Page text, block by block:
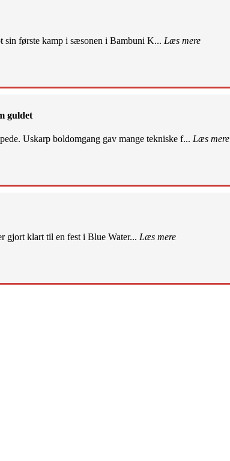
sin første kamp i sæsonen i Bambuni K... Læs mere
guldet
Uskarp boldomgang gav mange tekniske f... Læs mere
gjort klart til en fest i Blue Water... Læs mere